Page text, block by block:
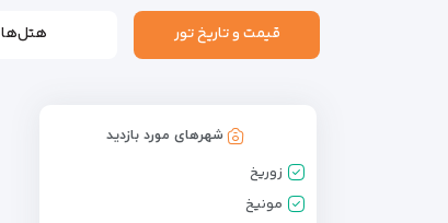
قیمت و تاریخ تور هتل‌ها
شهرهای مورد بازدید
زوریخ
مونیخ